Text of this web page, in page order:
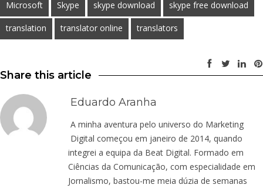
Microsoft Skype skype download skype free download
translation translator online translators
Share this article
Eduardo Aranha
A minha aventura pelo universo do Marketing
Digital começou em janeiro de 2014, quando
integrei a equipa da Beat Digital. Formado em
Ciências da Comunicação, com especialidade em
Jornalismo, bastou-me meia dúzia de semanas